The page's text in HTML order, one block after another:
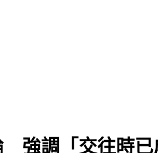
強調「交往時已